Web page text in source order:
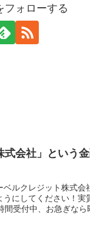
フォローする
式会社」という
ルクレジット株式
にしてください！実
受付中、お急ぎなら